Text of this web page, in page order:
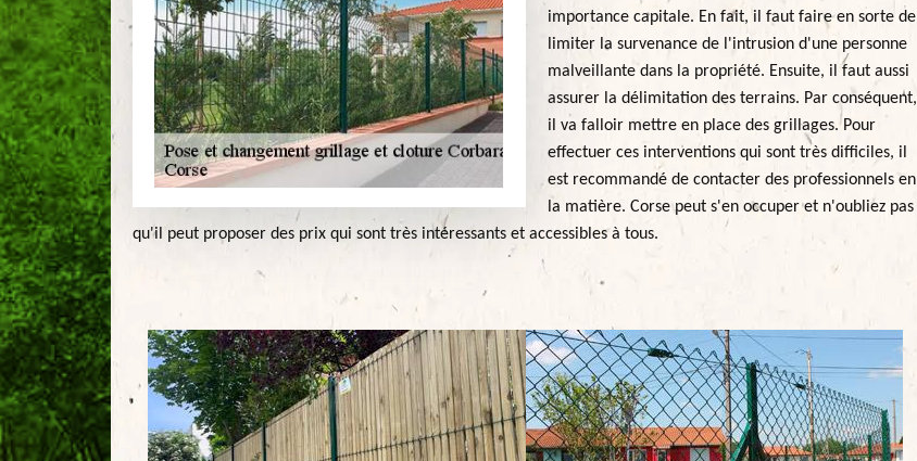
importance capitale. En fait, il faut faire en sorte de
limiter la survenance de l'intrusion d'une personne
malveillante dans la propriété. Ensuite, il faut aussi
assurer la délimitation des terrains. Par conséquent,
il va falloir mettre en place des grillages. Pour
effectuer ces interventions qui sont très difficiles, il
est recommandé de contacter des professionnels en
la matière. Corse peut s'en occuper et n'oubliez pas
qu'il peut proposer des prix qui sont très intéressants et accessibles à tous.